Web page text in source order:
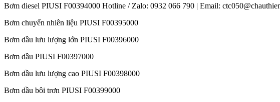
Bơm diesel PIUSI F00394000 Hotline / Zalo: 0932 066 790 | Email:
Bơm chuyển nhiên liệu PIUSI F00395000
Bơm dầu lưu lượng lớn PIUSI F00396000
Bơm dầu PIUSI F00397000
Bơm dầu lưu lượng cao PIUSI F00398000
Bơm dầu bôi trơn PIUSI F00399000